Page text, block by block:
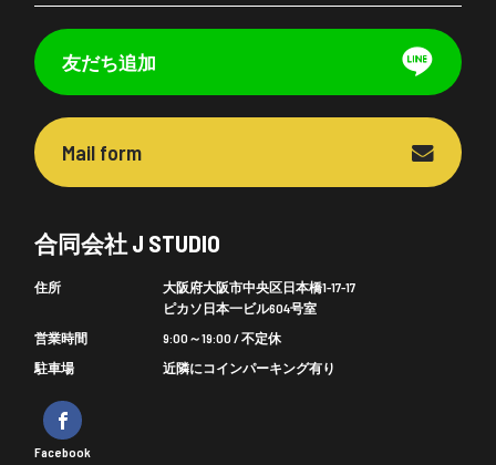
友だち追加
Mail form
合同会社 J STUDIO
住所
大阪府大阪市中央区日本橋1-17-17
ピカソ日本一ビル604号室
営業時間
9:00～19:00 / 不定休
駐車場
近隣にコインパーキング有り
Facebook